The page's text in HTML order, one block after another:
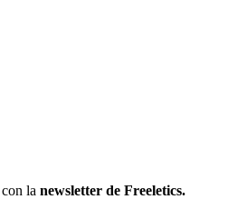
la newsletter de Freeletics.